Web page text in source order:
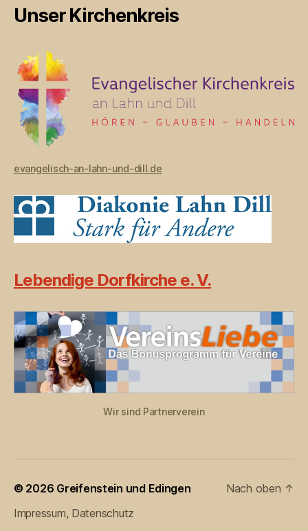
Unser Kirchenkreis
evangelisch-an-lahn-und-dill.de
Lebendige Dorfkirche e. V.
Wir sind Partnerverein
© 2026 Greifenstein und Edingen
Impressum, Datenschutz
Nach oben ↑